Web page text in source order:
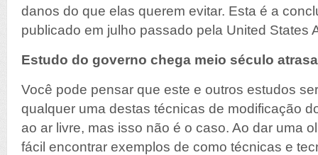
danos do que elas querem evitar. Esta é a
publicado em julho passado pela United States
Estudo do governo chega meio século
Você pode pensar que este e outros estudos
qualquer uma destas técnicas de modificação
ao ar livre, mas isso não é o caso. Ao dar uma
fácil encontrar exemplos de como técnicas e